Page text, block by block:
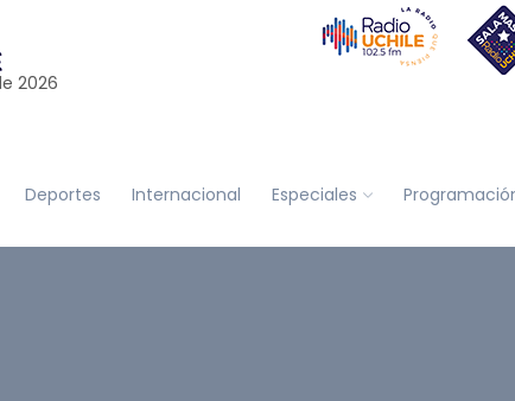
2026
Deportes Internacional Especiales